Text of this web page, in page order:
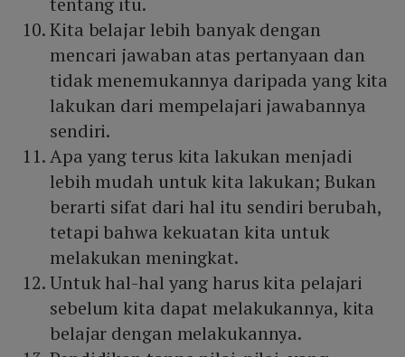
Kita belajar lebih banyak dengan
mencari jawaban atas pertanyaan dan
tidak menemukannya daripada yang kita
lakukan dari mempelajari jawabannya
sendiri.
Apa yang terus kita lakukan menjadi
lebih mudah untuk kita lakukan; Bukan
berarti sifat dari hal itu sendiri berubah,
tetapi bahwa kekuatan kita untuk
melakukan meningkat.
Untuk hal-hal yang harus kita pelajari
sebelum kita dapat melakukannya, kita
belajar dengan melakukannya.